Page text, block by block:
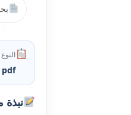
النوع
pdf